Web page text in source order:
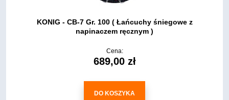
KONIG - CB-7 Gr. 100 ( Łańcuchy śniegowe z
napinaczem ręcznym )
Cena:
689,00 zł
DO KOSZYKA